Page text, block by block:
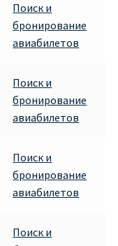
Поиск и
бронирование
авиабилетов
Поиск и
бронирование
авиабилетов
Поиск и
бронирование
авиабилетов
Поиск и